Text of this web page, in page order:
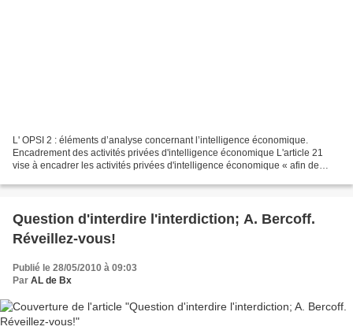
L' OPSI 2 : éléments d’analyse concernant l’intelligence économique.
Encadrement des activités privées d'intelligence économique L'article 21
vise à encadrer les activités privées d'intelligence économique « afin de
Question d'interdire l'interdiction; A. Bercoff.
Réveillez-vous!
Publié le 28/05/2010 à 09:03
Par AL de Bx